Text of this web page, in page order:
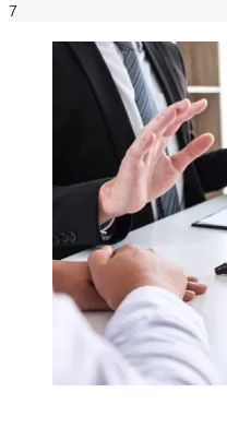
7
День:
07.04.2025